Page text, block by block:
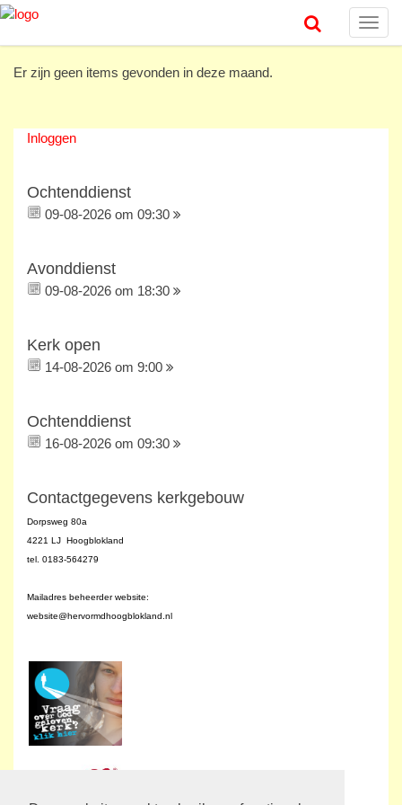
Er zijn geen items gevonden in deze maand.
Inloggen
Ochtenddienst
09-08-2026 om 09:30
Avonddienst
09-08-2026 om 18:30
Kerk open
14-08-2026 om 9:00
Ochtenddienst
16-08-2026 om 09:30
Contactgegevens kerkgebouw
Dorpsweg 80a
4221 LJ Hoogblokland
tel. 0183-564279
Mailadres beheerder website:
website@hervormdhoogblokland.nl